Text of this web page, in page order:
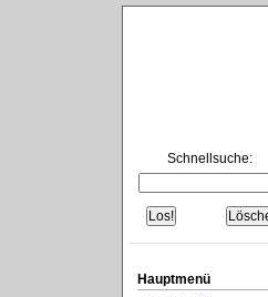
Schnellsuche:
Hauptmenü